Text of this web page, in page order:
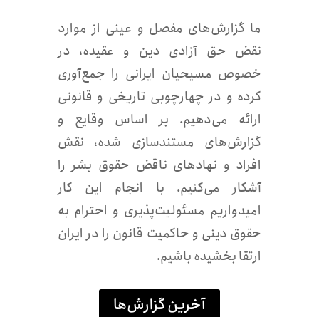
‌ما گزارش‌های مفصل و عینی از موارد
نقض حق آزادی دین و عقیده، در
خصوص مسیحیان ایرانی را جمع‌آوری
کرده و در چهارچوبی تاریخی و قانونی
ارائه می‌دهیم. بر اساس وقایع و
گزارش‌های مستندسازی شده، نقش
افراد و نهادهای ناقض حقوق بشر را
آشکار می‌کنیم. با انجام این کار
امیدواریم مسئولیت‌پذیری و احترام به
حقوق دینی و حاکمیت قانون را در ایران
ارتقا بخشیده باشیم.
آخرین گزارش‌ها